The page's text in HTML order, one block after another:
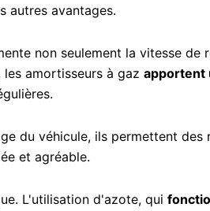
autres avantages.
non seulement la vitesse de
amortisseurs à gaz apportent
du véhicule, ils permettent des
et agréable.
L'utilisation d'azote, qui